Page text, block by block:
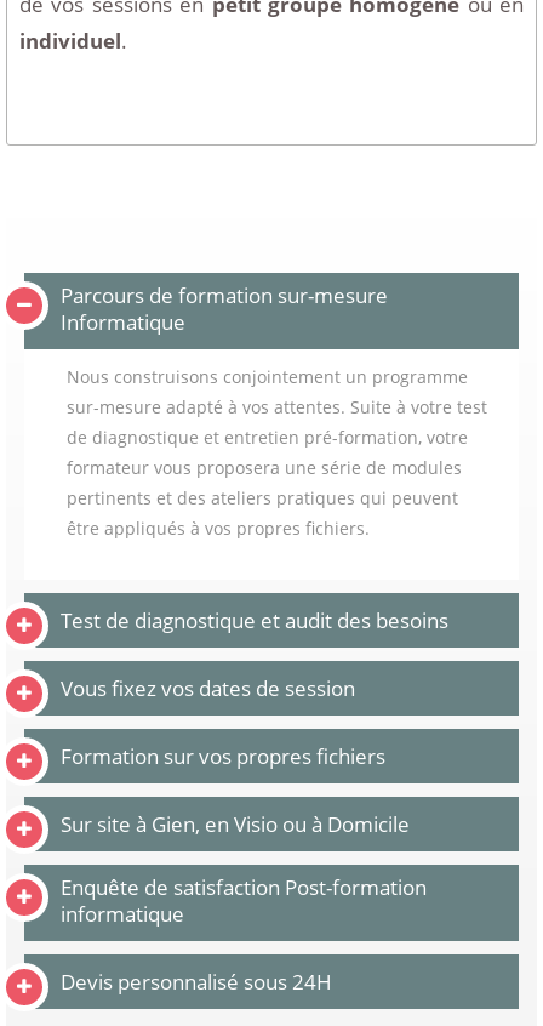
individuel.
Parcours de formation sur-mesure
Informatique
Nous construisons conjointement un programme
sur-mesure adapté à vos attentes. Suite à votre test
de diagnostique et entretien pré-formation, votre
formateur vous proposera une série de modules
pertinents et des ateliers pratiques qui peuvent
être appliqués à vos propres fichiers.
Test de diagnostique et audit des besoins
Vous fixez vos dates de session
Formation sur vos propres fichiers
Sur site à Gien, en Visio ou à Domicile
Enquête de satisfaction Post-formation
informatique
Devis personnalisé sous 24H